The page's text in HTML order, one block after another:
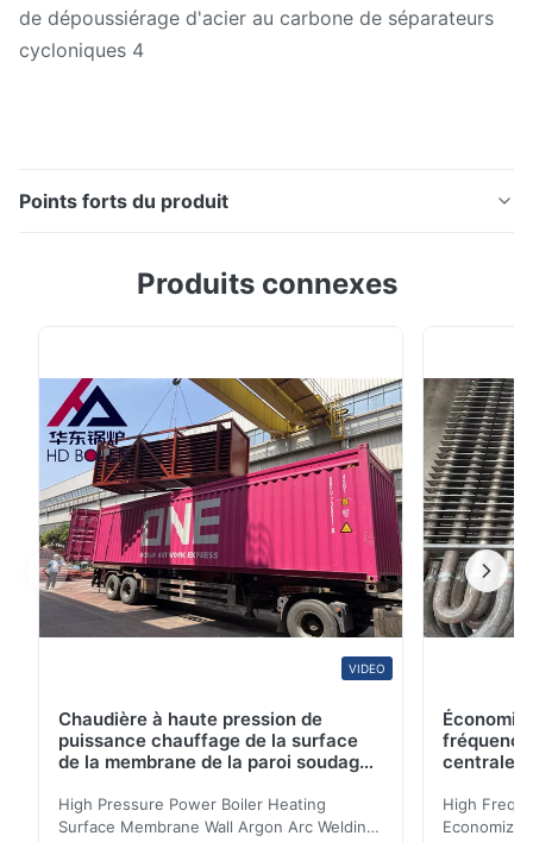
Points forts du produit
dépoussiérage d'acier au carbone de séparateurs
telles que la saleté et la poussière, d'un courant d'air,
de gaz ou de liquide. Les ing...
Produits connexes
VIDEO
Chaudière à haute pression de
puissance chauffage de la surface
de la membrane de la paroi soudage
biomasse
High Pressure Power Boiler Heating
Surface Membrane Wall Argon Arc Welding
centrale
High